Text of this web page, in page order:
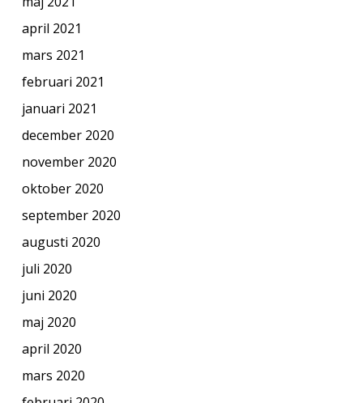
april 2021
mars 2021
februari 2021
januari 2021
december 2020
november 2020
oktober 2020
september 2020
augusti 2020
juli 2020
juni 2020
maj 2020
april 2020
mars 2020